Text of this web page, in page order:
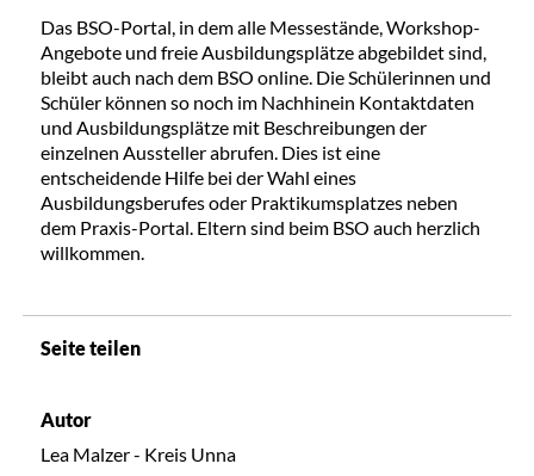
Das BSO-Portal, in dem alle Messestände, Workshop-
Angebote und freie Ausbildungsplätze abgebildet sind,
bleibt auch nach dem BSO online. Die Schülerinnen und
Schüler können so noch im Nachhinein Kontaktdaten
und Ausbildungsplätze mit Beschreibungen der
einzelnen Aussteller abrufen. Dies ist eine
entscheidende Hilfe bei der Wahl eines
Ausbildungsberufes oder Praktikumsplatzes neben
dem Praxis-Portal. Eltern sind beim BSO auch herzlich
willkommen.
Seite teilen
Autor
Lea Malzer - Kreis Unna